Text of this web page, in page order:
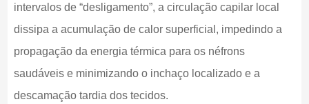
intervalos de “desligamento”, a circulação capilar local
dissipa a acumulação de calor superficial, impedindo a
propagação da energia térmica para os néfrons
saudáveis e minimizando o inchaço localizado e a
descamação tardia dos tecidos.